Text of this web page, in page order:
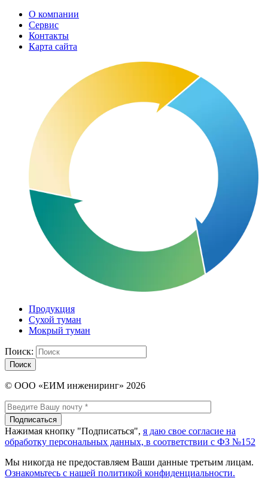
О компании
Сервис
Контакты
Карта сайта
Продукция
Сухой туман
Мокрый туман
Поиск:
Поиск
© ООО «ЕИМ инжениринг» 2026
Нажимая кнопку "Подписаться", я даю свое согласие на
обработку персональных данных, в соответствии с ФЗ №152
Мы никогда не предоставляем Ваши данные третьим лицам.
Ознакомьтесь с нашей политикой конфиденциальности.